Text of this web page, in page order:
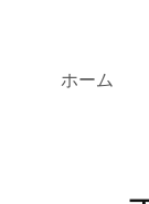
ホーム